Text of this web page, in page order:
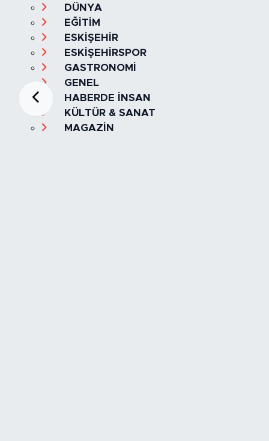
DÜNYA
EĞİTİM
ESKİŞEHİR
ESKİŞEHİRSPOR
GASTRONOMİ
GENEL
HABERDE İNSAN
KÜLTÜR & SANAT
MAGAZİN